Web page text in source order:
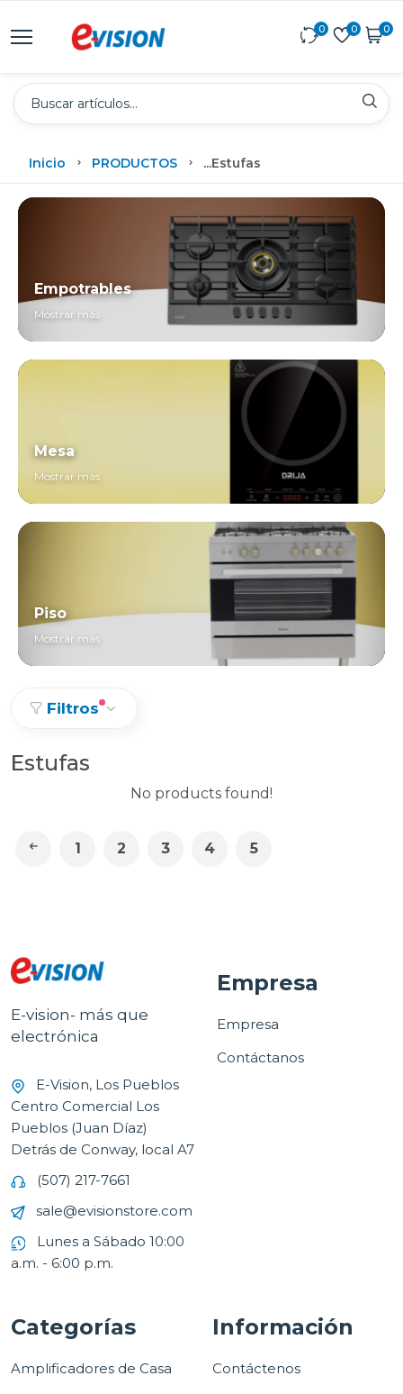
0 0 0
Inicio PRODUCTOS ...Estufas
Empotrables
Mostrar más
Mesa
Mostrar más
Piso
Mostrar más
Filtros
Estufas
No products found!
1 2 3 4 5
E-vision- más que
electrónica
E-Vision, Los Pueblos
Centro Comercial Los
Pueblos (Juan Díaz)
Detrás de Conway, local A7
(507) 217-7661
sale@evisionstore.com
Lunes a Sábado 10:00
a.m. - 6:00 p.m.
Empresa
Empresa
Contáctanos
Categorías
Amplificadores de Casa
Información
Contáctenos